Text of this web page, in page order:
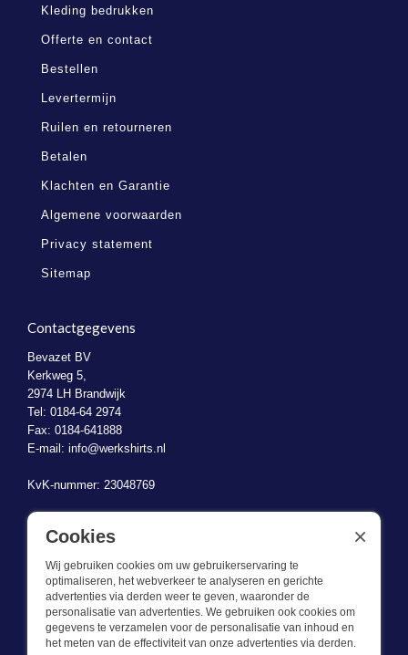
Kleding bedrukken
Offerte en contact
Bestellen
Levertermijn
Ruilen en retourneren
Betalen
Klachten en Garantie
Algemene voorwaarden
Privacy statement
Sitemap
Contactgegevens
Bevazet BV
Kerkweg 5,
2974 LH Brandwijk
Tel: 0184-64 2974
Fax: 0184-641888
E-mail: info@werkshirts.nl
KvK-nummer: 23048769
BTW-identificatienummer: NL823470787B01
Wat we doen
Cookies
Wij gebruiken cookies om uw gebruikerservaring te
optimaliseren, het webverkeer te analyseren en gerichte
advertenties via derden weer te geven, waaronder de
personalisatie van advertenties. We gebruiken ook cookies om
gegevens te verzamelen voor de personalisatie van inhoud en
het meten van de effectiviteit van onze advertenties via derden.
×